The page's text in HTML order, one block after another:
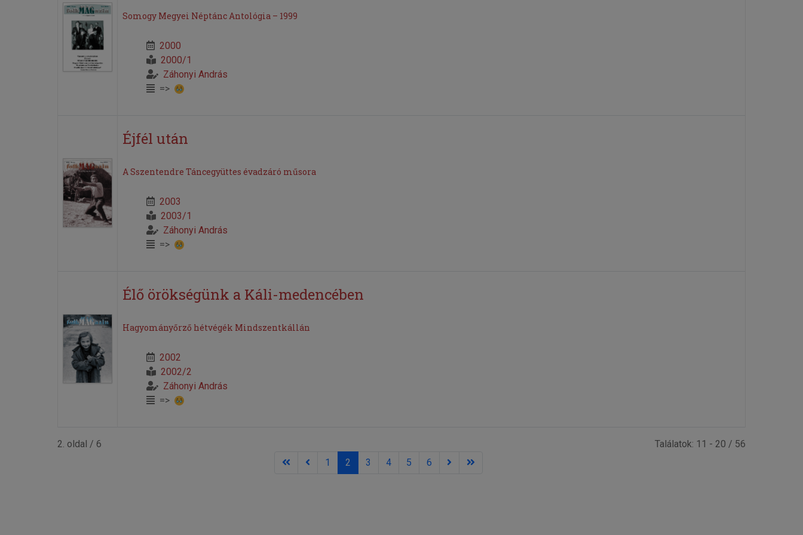
Somogy Megyei Néptánc Antológia – 1999
2000
2000/1
Záhonyi András
=>
Éjfél után
A Sszentendre Táncegyüttes évadzáró műsora
2003
2003/1
Záhonyi András
=>
Élő örökségünk a Káli-medencében
Hagyományőrző hétvégék Mindszentkállán
2002
2002/2
Záhonyi András
=>
2. oldal / 6
1
2 3 4 5 6
Találatok: 11 - 20 / 56